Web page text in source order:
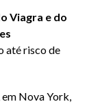
Viagra e do
até risco de
Nova York,